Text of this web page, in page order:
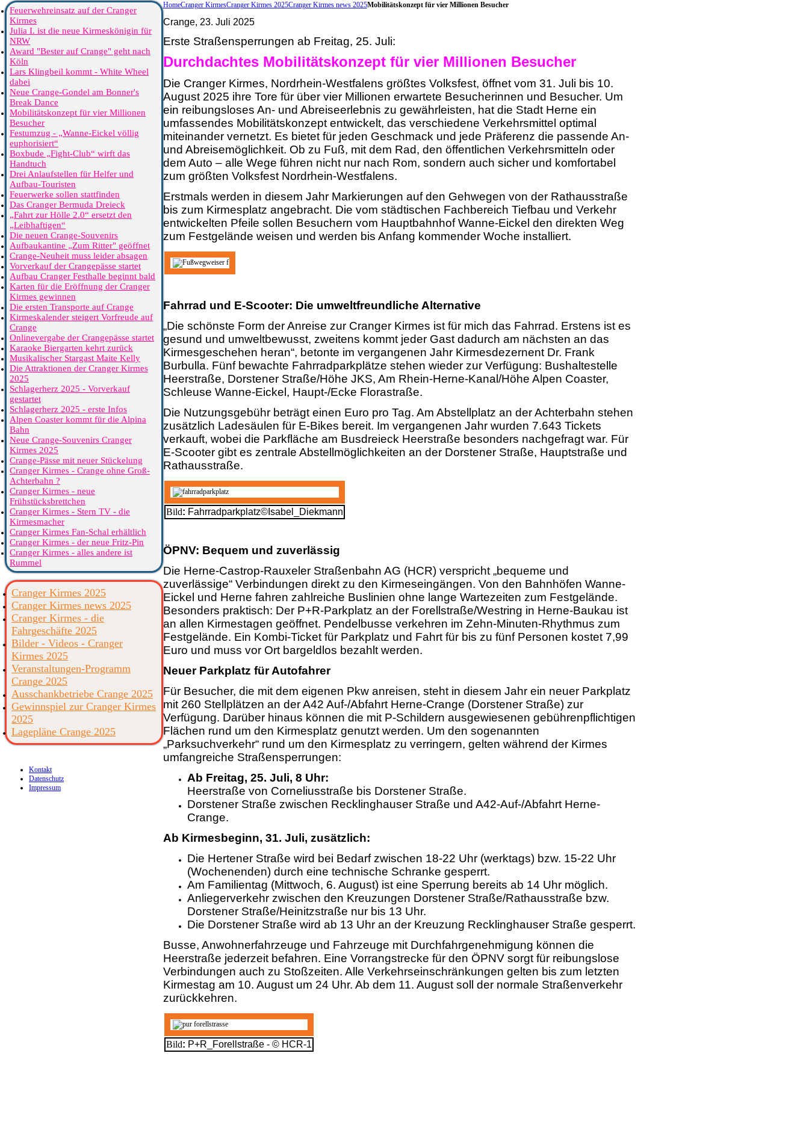
HomeCranger KirmesCranger Kirmes 2025Cranger Kirmes news 2025Mobilitätskonzept für vier Millionen Besucher
Crange, 23. Juli 2025
Erste Straßensperrungen ab Freitag, 25. Juli:
Durchdachtes Mobilitätskonzept für vier Millionen Besucher
Die Cranger Kirmes, Nordrhein-Westfalens größtes Volksfest, öffnet vom 31. Juli bis 10.
August 2025 ihre Tore für über vier Millionen erwartete Besucherinnen und Besucher. Um
ein reibungsloses An- und Abreiseerlebnis zu gewährleisten, hat die Stadt Herne ein
umfassendes Mobilitätskonzept entwickelt, das verschiedene Verkehrsmittel optimal
miteinander vernetzt. Es bietet für jeden Geschmack und jede Präferenz die passende An-
und Abreisemöglichkeit. Ob zu Fuß, mit dem Rad, den öffentlichen Verkehrsmitteln oder
dem Auto – alle Wege führen nicht nur nach Rom, sondern auch sicher und komfortabel
zum größten Volksfest Nordrhein-Westfalens.
Erstmals werden in diesem Jahr Markierungen auf den Gehwegen von der Rathausstraße
bis zum Kirmesplatz angebracht. Die vom städtischen Fachbereich Tiefbau und Verkehr
entwickelten Pfeile sollen Besuchern vom Hauptbahnhof Wanne-Eickel den direkten Weg
zum Festgelände weisen und werden bis Anfang kommender Woche installiert.
Fahrrad und E-Scooter: Die umweltfreundliche Alternative
„Die schönste Form der Anreise zur Cranger Kirmes ist für mich das Fahrrad. Erstens ist es
gesund und umweltbewusst, zweitens kommt jeder Gast dadurch am nächsten an das
Kirmesgeschehen heran“, betonte im vergangenen Jahr Kirmesdezernent Dr. Frank
Burbulla. Fünf bewachte Fahrradparkplätze stehen wieder zur Verfügung: Bushaltestelle
Heerstraße, Dorstener Straße/Höhe JKS, Am Rhein-Herne-Kanal/Höhe Alpen Coaster,
Schleuse Wanne-Eickel, Haupt-/Ecke Florastraße.
Die Nutzungsgebühr beträgt einen Euro pro Tag. Am Abstellplatz an der Achterbahn stehen
zusätzlich Ladesäulen für E-Bikes bereit. Im vergangenen Jahr wurden 7.643 Tickets
verkauft, wobei die Parkfläche am Busdreieck Heerstraße besonders nachgefragt war. Für
E-Scooter gibt es zentrale Abstellmöglichkeiten an der Dorstener Straße, Hauptstraße und
Rathausstraße.
Bild: Fahrradparkplatz©Isabel_Diekmann
ÖPNV: Bequem und zuverlässig
Die Herne-Castrop-Rauxeler Straßenbahn AG (HCR) verspricht „bequeme und
zuverlässige“ Verbindungen direkt zu den Kirmeseingängen. Von den Bahnhöfen Wanne-
Eickel und Herne fahren zahlreiche Buslinien ohne lange Wartezeiten zum Festgelände.
Besonders praktisch: Der P+R-Parkplatz an der Forellstraße/Westring in Herne-Baukau ist
an allen Kirmestagen geöffnet. Pendelbusse verkehren im Zehn-Minuten-Rhythmus zum
Festgelände. Ein Kombi-Ticket für Parkplatz und Fahrt für bis zu fünf Personen kostet 7,99
Euro und muss vor Ort bargeldlos bezahlt werden.
Neuer Parkplatz für Autofahrer
Für Besucher, die mit dem eigenen Pkw anreisen, steht in diesem Jahr ein neuer Parkplatz
mit 260 Stellplätzen an der A42 Auf-/Abfahrt Herne-Crange (Dorstener Straße) zur
Verfügung. Darüber hinaus können die mit P-Schildern ausgewiesenen gebührenpflichtigen
Flächen rund um den Kirmesplatz genutzt werden. Um den sogenannten
„Parksuchverkehr“ rund um den Kirmesplatz zu verringern, gelten während der Kirmes
umfangreiche Straßensperrungen:
Ab Freitag, 25. Juli, 8 Uhr:
Heerstraße von Corneliusstraße bis Dorstener Straße.
Dorstener Straße zwischen Recklinghauser Straße und A42-Auf-/Abfahrt Herne-
Crange.
Ab Kirmesbeginn, 31. Juli, zusätzlich:
Die Hertener Straße wird bei Bedarf zwischen 18-22 Uhr (werktags) bzw. 15-22 Uhr
(Wochenenden) durch eine technische Schranke gesperrt.
Am Familientag (Mittwoch, 6. August) ist eine Sperrung bereits ab 14 Uhr möglich.
Anliegerverkehr zwischen den Kreuzungen Dorstener Straße/Rathausstraße bzw.
Dorstener Straße/Heinitzstraße nur bis 13 Uhr.
Die Dorstener Straße wird ab 13 Uhr an der Kreuzung Recklinghauser Straße gesperrt.
Busse, Anwohnerfahrzeuge und Fahrzeuge mit Durchfahrgenehmigung können die
Heerstraße jederzeit befahren. Eine Vorrangstrecke für den ÖPNV sorgt für reibungslose
Verbindungen auch zu Stoßzeiten. Alle Verkehrseinschränkungen gelten bis zum letzten
Kirmestag am 10. August um 24 Uhr. Ab dem 11. August soll der normale Straßenverkehr
zurückkehren.
Bild: P+R_Forellstraße - © HCR-1
Feuerwehreinsatz auf der Cranger
Kirmes
Julia I. ist die neue Kirmeskönigin für
NRW
Award "Bester auf Crange" geht nach
Köln
Lars Klingbeil kommt - White Wheel
dabei
Neue Crange-Gondel am Bonner's
Break Dance
Mobilitätskonzept für vier Millionen
Besucher
Festumzug - „Wanne-Eickel völlig
euphorisiert“
Boxbude „Fight-Club“ wirft das
Handtuch
Drei Anlaufstellen für Helfer und
Aufbau-Touristen
Feuerwerke sollen stattfinden
Das Cranger Bermuda Dreieck
„Fahrt zur Hölle 2.0“ ersetzt den
„Leibhaftigen“
Die neuen Crange-Souvenirs
Aufbaukantine „Zum Ritter" geöffnet
Crange-Neuheit muss leider absagen
Vorverkauf der Crangepässe startet
Aufbau Cranger Festhalle beginnt bald
Karten für die Eröffnung der Cranger
Kirmes gewinnen
Die ersten Transporte auf Crange
Kirmeskalender steigert Vorfreude auf
Crange
Onlinevergabe der Crangepässe startet
Karaoke Biergarten kehrt zurück
Musikalischer Stargast Maite Kelly
Die Attraktionen der Cranger Kirmes
2025
Schlagerherz 2025 - Vorverkauf
gestartet
Schlagerherz 2025 - erste Infos
Alpen Coaster kommt für die Alpina
Bahn
Neue Crange-Souvenirs Cranger
Kirmes 2025
Crange-Pässe mit neuer Stückelung
Cranger Kirmes - Crange ohne Groß-
Achterbahn ?
Cranger Kirmes - neue
Frühstücksbrettchen
Cranger Kirmes - Stern TV - die
Kirmesmacher
Cranger Kirmes Fan-Schal erhältlich
Cranger Kirmes - der neue Fritz-Pin
Cranger Kirmes - alles andere ist
Rummel
Cranger Kirmes 2025
Cranger Kirmes news 2025
Cranger Kirmes - die
Fahrgeschäfte 2025
Bilder - Videos - Cranger
Kirmes 2025
Veranstaltungen-Programm
Crange 2025
Ausschankbetriebe Crange 2025
Gewinnspiel zur Cranger Kirmes
2025
Lagepläne Crange 2025
Kontakt
Datenschutz
Impressum